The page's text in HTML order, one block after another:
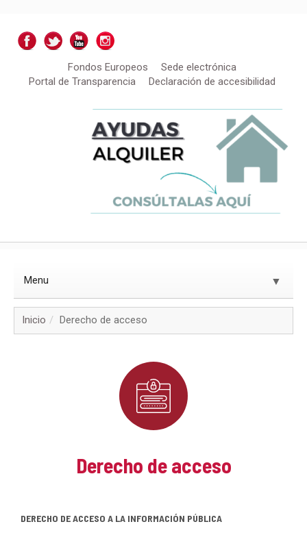
Fondos Europeos
Sede electrónica
Portal de Transparencia
Declaración de accesibilidad
Menu ▼
Inicio Derecho de acceso
Derecho de acceso
DERECHO DE ACCESO A LA INFORMACIÓN PÚBLICA